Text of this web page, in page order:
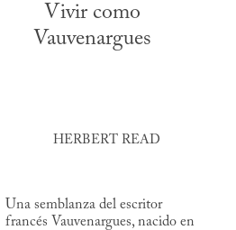
Vivir como
Vauvenargues
HERBERT READ
Una semblanza del escritor
francés Vauvenargues, nacido en